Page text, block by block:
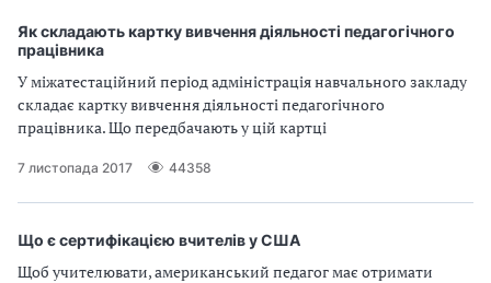
Як складають картку вивчення діяльності педагогічного
працівника
У міжатестаційний період адміністрація навчального закладу
складає картку вивчення діяльності педагогічного
працівника. Що передбачають у цій картці
7 листопада 2017 44358
Що є сертифікацією вчителів у США
Щоб учителювати, американський педагог має отримати